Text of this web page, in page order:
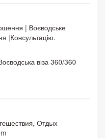
| Воєводське
|Консультацію.
віза 360/360
Отдых